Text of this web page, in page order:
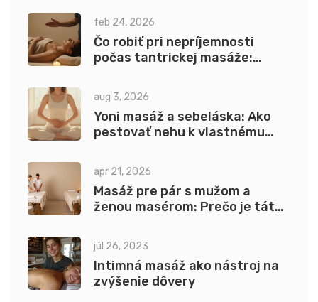
feb 24, 2026
Čo robiť pri nepríjemnosti
počas tantrickej masáže:
aug 3, 2026
Yoni masáž a sebeláska: Ako
pestovať nehu k vlastnému
apr 21, 2026
Masáž pre pár s mužom a
ženou masérom: Prečo je táto
júl 26, 2023
Intimná masáž ako nástroj na
zvýšenie dôvery